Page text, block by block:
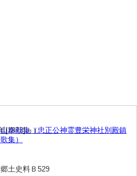
奉献集（忠正公神霊豊栄神社別殿鎮
集）
土史料Ｂ529
[1873]ヵ）